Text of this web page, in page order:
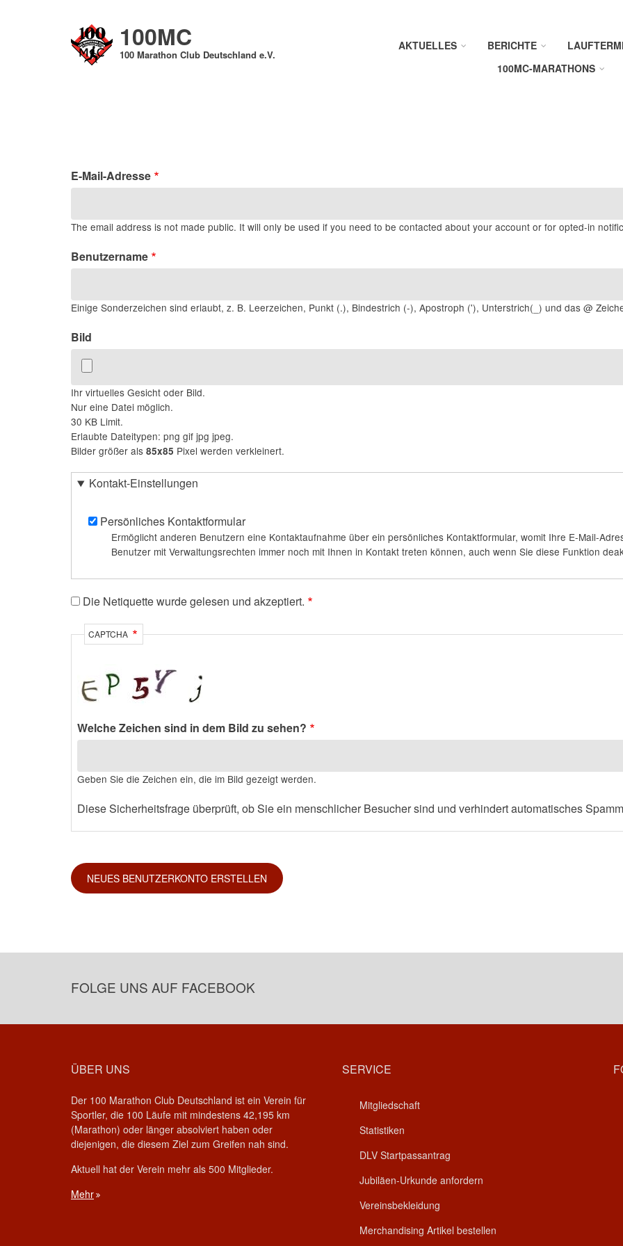
100MC
100 Marathon Club Deutschland e.V.
AKTUELLES BERICHTE
100MC-MARATHONS
E-Mail-Adresse
The email address is not made public. It will only be used if you need to be contacted about your account or for opted-in
Benutzername
Einige Sonderzeichen sind erlaubt, z. B. Leerzeichen, Punkt (.), Bindestrich (-), Apostroph ('), Unterstrich(_) und das @
Bild
Ihr virtuelles Gesicht oder Bild.
Nur eine Datei möglich.
30 KB Limit.
Erlaubte Dateitypen: png gif jpg jpeg.
Bilder größer als 85x85 Pixel werden verkleinert.
Kontakt-Einstellungen
Persönliches Kontaktformular
Ermöglicht anderen Benutzern eine Kontaktaufnahme über ein persönliches Kontaktformular, womit Ihre E-Mail-
Benutzer mit Verwaltungsrechten immer noch mit Ihnen in Kontakt treten können, auch wenn Sie diese Funktion
Die Netiquette wurde gelesen und akzeptiert.
CAPTCHA
Welche Zeichen sind in dem Bild zu sehen?
Geben Sie die Zeichen ein, die im Bild gezeigt werden.
Diese Sicherheitsfrage überprüft, ob Sie ein menschlicher Besucher sind und verhindert automatisches
FOLGE UNS AUF FACEBOOK
ÜBER UNS
Der 100 Marathon Club Deutschland ist ein Verein für
Sportler, die 100 Läufe mit mindestens 42,195 km
(Marathon) oder länger absolviert haben oder
diejenigen, die diesem Ziel zum Greifen nah sind.
Aktuell hat der Verein mehr als 500 Mitglieder.
Mehr
SERVICE
Mitgliedschaft
Statistiken
DLV Startpassantrag
Jubiläen-Urkunde anfordern
Vereinsbekleidung
Merchandising Artikel bestellen